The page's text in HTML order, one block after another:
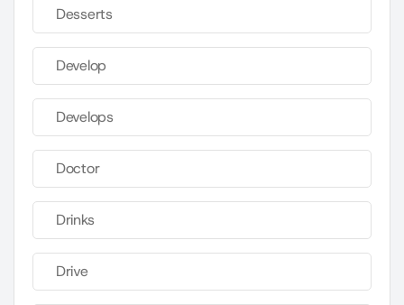
Desserts
Develop
Develops
Doctor
Drinks
Drive